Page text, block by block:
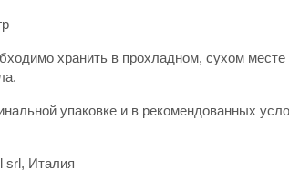
хранить в прохладном, сухом
упаковке и в рекомендованных
srl, Италия